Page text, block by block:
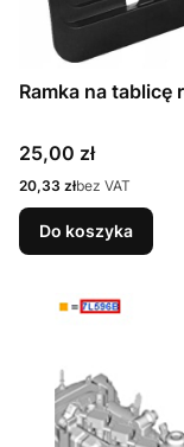
Ramka na tablicę
Cena
25,00 zł
Cena
20,33 złbez VAT
Do koszyka